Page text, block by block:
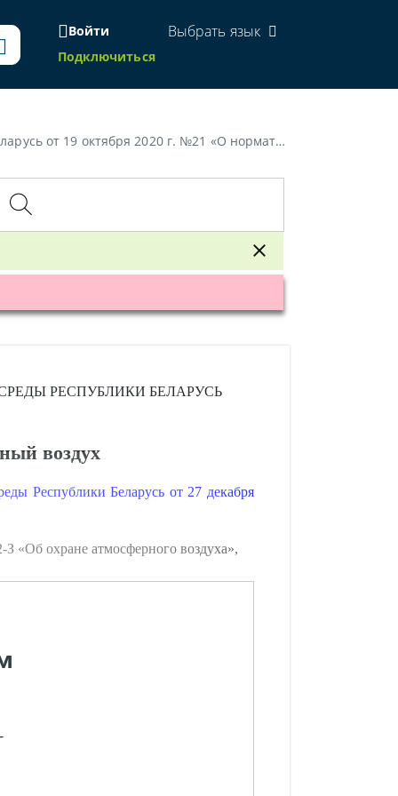
Войти
Подключиться
Выбрать язык
выбросов загрязняющих веществ в атмосферный воздух»
РЕСПУБЛИКИ БЕЛАРУСЬ
воздух
Республики Беларусь от 27 декабря
«Об охране атмосферного воздуха»,